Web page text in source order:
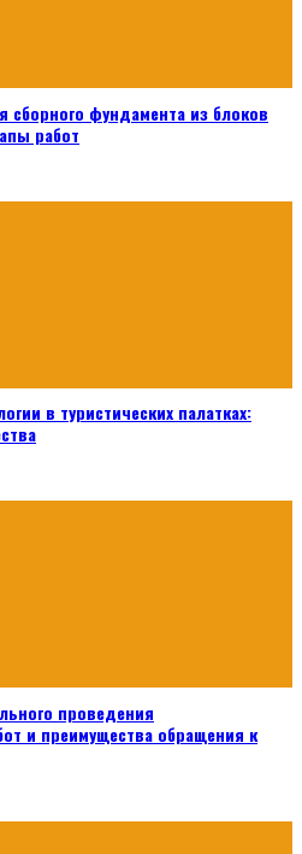
сборного фундамента из блоков
работ
в туристических палатках:
проведения
и преимущества обращения к